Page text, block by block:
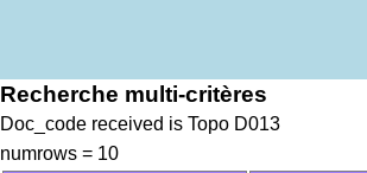
Documents source
Recherche multi-critères
Doc_code received is Topo D013
numrows = 10